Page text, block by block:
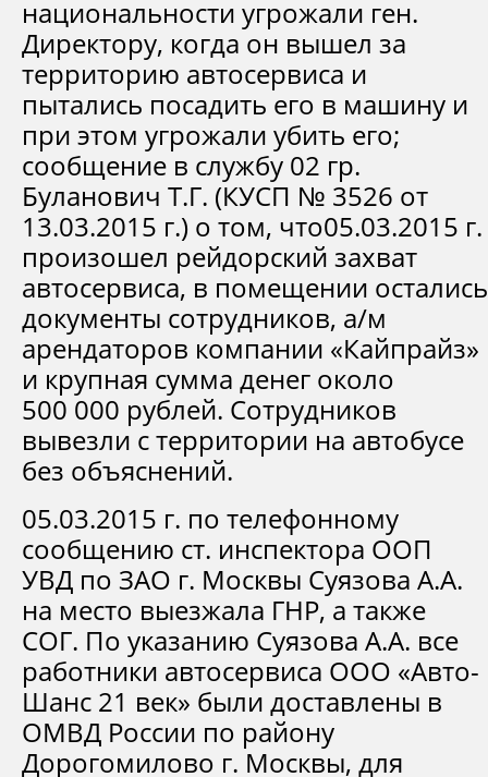
национальности угрожали ген.
Директору, когда он вышел за
территорию автосервиса и
пытались посадить его в машину и
при этом угрожали убить его;
сообщение в службу 02 гр.
Буланович Т.Г. (КУСП № 3526 от
13.03.2015 г.) о том, что05.03.2015 г.
произошел рейдорский захват
автосервиса, в помещении остались
документы сотрудников, а/м
арендаторов компании «Кайпрайз»
и крупная сумма денег около
500 000 рублей. Сотрудников
вывезли с территории на автобусе
без объяснений.
05.03.2015 г. по телефонному
сообщению ст. инспектора ООП
УВД по ЗАО г. Москвы Суязова А.А.
на место выезжала ГНР, а также
СОГ. По указанию Суязова А.А. все
работники автосервиса ООО «Авто-
Шанс 21 век» были доставлены в
ОМВД России по району
Дорогомилово г. Москвы, для